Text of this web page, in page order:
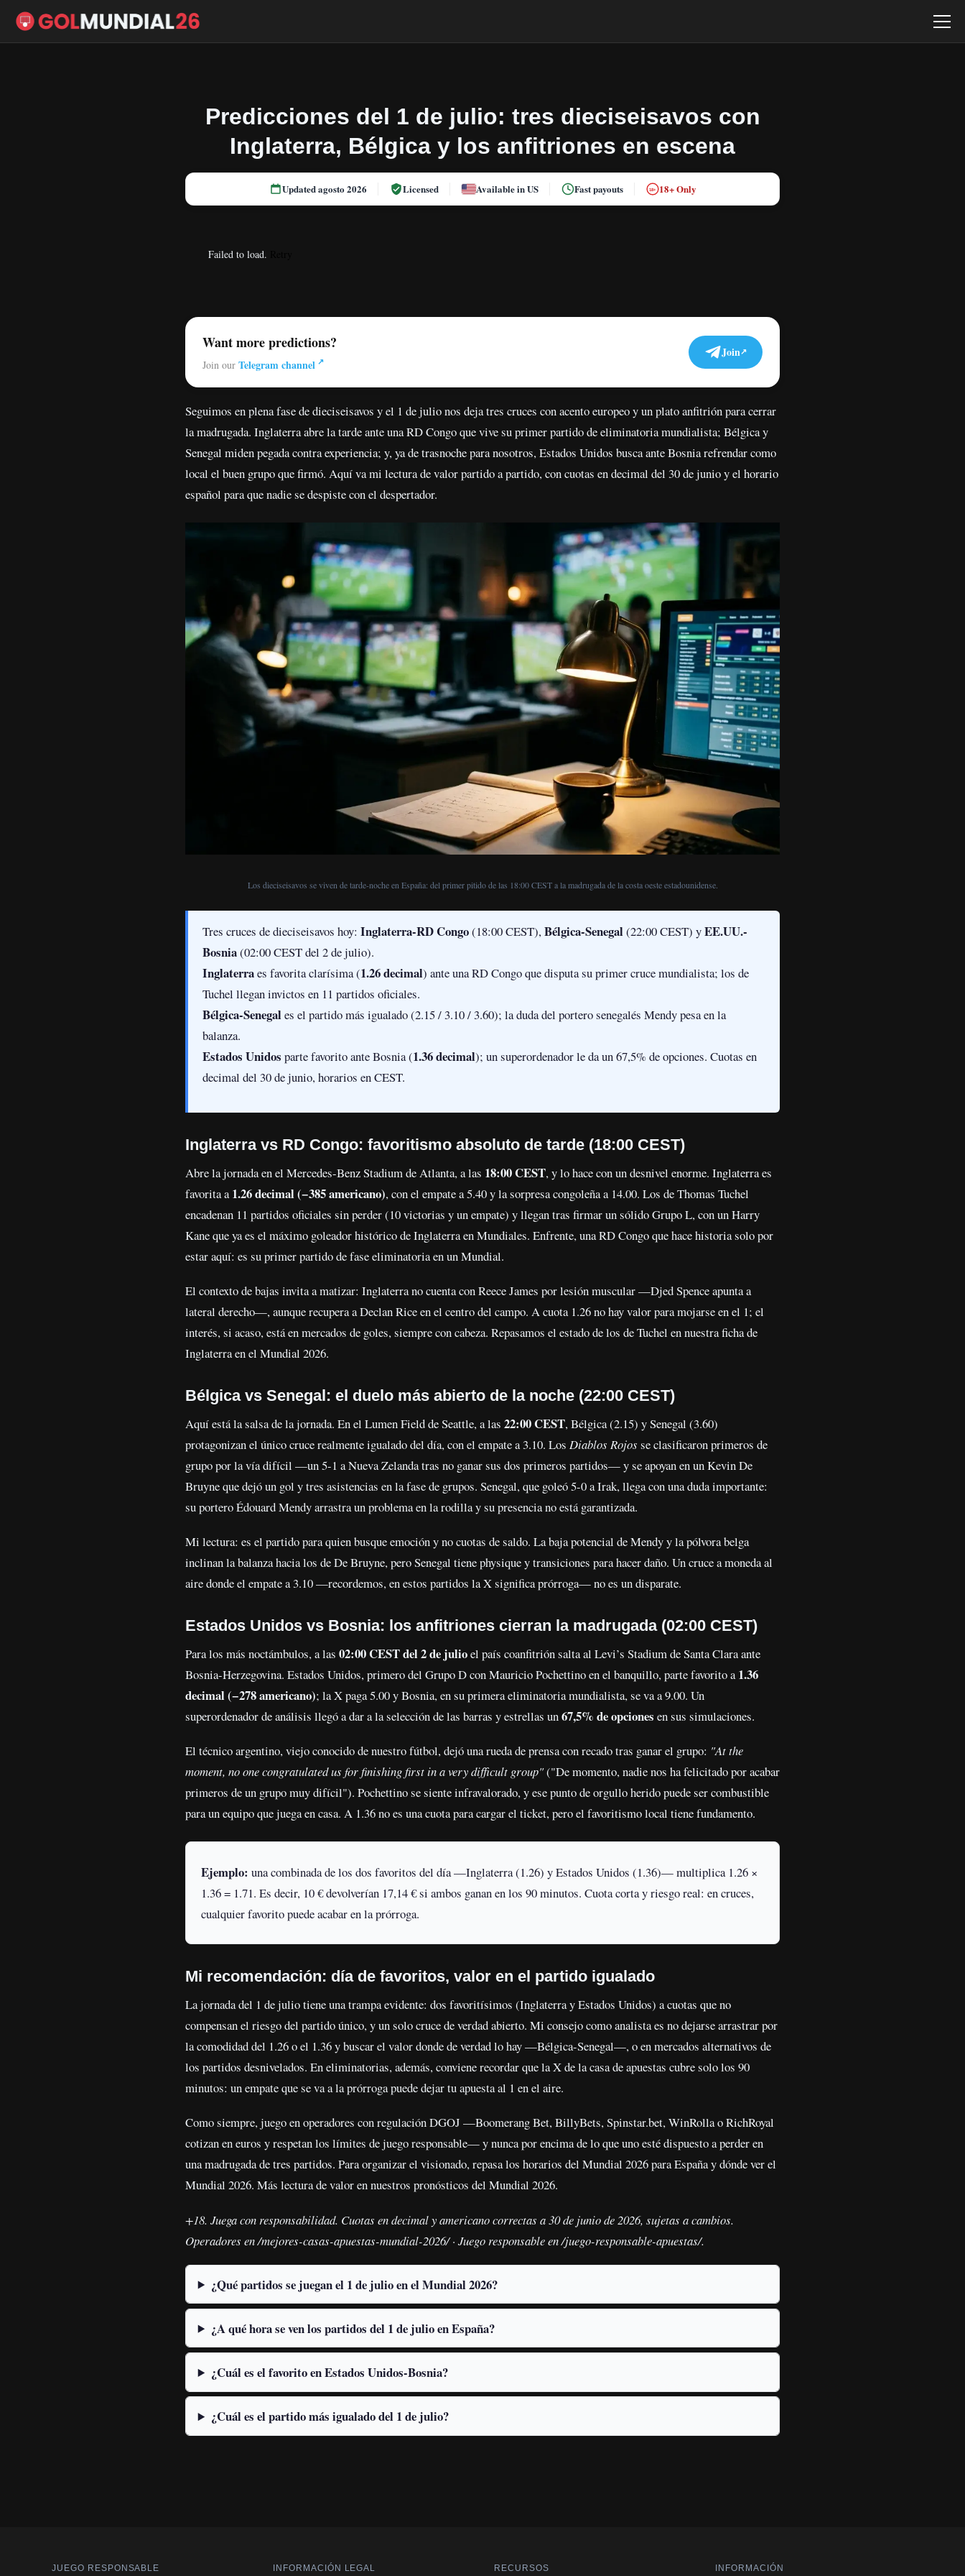
Predicciones del 1 de julio: tres dieciseisavos con
Inglaterra, Bélgica y los anfitriones en escena
Updated agosto 2026 Licensed Available in US Fast payouts 18+ 18+ Only
Failed to load.
Want more predictions?
Join our Telegram channel
Join
Seguimos en plena fase de dieciseisavos y el 1 de julio nos deja tres cruces con acento europeo y un plato anfitrión para cerrar
la madrugada. Inglaterra abre la tarde ante una RD Congo que vive su primer partido de eliminatoria mundialista; Bélgica y
Senegal miden pegada contra experiencia; y, ya de trasnoche para nosotros, Estados Unidos busca ante Bosnia refrendar como
local el buen grupo que firmó. Aquí va mi lectura de valor partido a partido, con cuotas en decimal del 30 de junio y el horario
español para que nadie se despiste con el despertador.
Los dieciseisavos se viven de tarde-noche en España: del primer pitido de las 18:00 CEST a la madrugada de la costa oeste estadounidense.
Tres cruces de dieciseisavos hoy:Inglaterra-RD Congo(18:00 CEST),Bélgica-Senegal(22:00 CEST) yEE.UU.-
Bosnia(02:00 CEST del 2 de julio).
Inglaterraes favorita clarísima (1.26 decimal) ante una RD Congo que disputa su primer cruce mundialista; los de
Tuchel llegan invictos en 11 partidos oficiales.
Bélgica-Senegales el partido más igualado (2.15 / 3.10 / 3.60); la duda del portero senegalés Mendy pesa en la
balanza.
Estados Unidos parte favorito ante Bosnia (1.36 decimal); un superordenador le da un 67,5% de opciones. Cuotas en
decimal del 30 de junio, horarios en CEST.
Inglaterra vs RD Congo: favoritismo absoluto de tarde (18:00 CEST)
Abre la jornada en el Mercedes-Benz Stadium de Atlanta, a las 18:00 CEST, y lo hace con un desnivel enorme. Inglaterra es
favorita a1.26 decimal (−385 americano), con el empate a 5.40 y la sorpresa congoleña a 14.00. Los de Thomas Tuchel
encadenan 11 partidos oficiales sin perder (10 victorias y un empate) y llegan tras firmar un sólido Grupo L, con un Harry
Kane que ya es el máximo goleador histórico de Inglaterra en Mundiales. Enfrente, una RD Congo que hace historia solo por
estar aquí: es su primer partido de fase eliminatoria en un Mundial.
El contexto de bajas invita a matizar: Inglaterra no cuenta con Reece James por lesión muscular —Djed Spence apunta a
lateral derecho—, aunque recupera a Declan Rice en el centro del campo. A cuota 1.26 no hay valor para mojarse en el 1; el
interés, si acaso, está en mercados de goles, siempre con cabeza. Repasamos el estado de los de Tuchel en nuestra ficha de
Inglaterra en el Mundial 2026.
Bélgica vs Senegal: el duelo más abierto de la noche (22:00 CEST)
Aquí está la salsa de la jornada. En el Lumen Field de Seattle, a las 22:00 CEST, Bélgica (2.15) y Senegal (3.60)
protagonizan el único cruce realmente igualado del día, con el empate a 3.10. Los Diablos Rojos se clasificaron primeros de
grupo por la vía difícil —un 5-1 a Nueva Zelanda tras no ganar sus dos primeros partidos— y se apoyan en un Kevin De
Bruyne que dejó un gol y tres asistencias en la fase de grupos. Senegal, que goleó 5-0 a Irak, llega con una duda importante:
su portero Édouard Mendy arrastra un problema en la rodilla y su presencia no está garantizada.
Mi lectura: es el partido para quien busque emoción y no cuotas de saldo. La baja potencial de Mendy y la pólvora belga
inclinan la balanza hacia los de De Bruyne, pero Senegal tiene physique y transiciones para hacer daño. Un cruce a moneda al
aire donde el empate a 3.10 —recordemos, en estos partidos la X significa prórroga— no es un disparate.
Estados Unidos vs Bosnia: los anfitriones cierran la madrugada (02:00 CEST)
Para los más noctámbulos, a las 02:00 CEST del 2 de julioel país coanfitrión salta al Levi’s Stadium de Santa Clara ante
Bosnia-Herzegovina. Estados Unidos, primero del Grupo D con Mauricio Pochettino en el banquillo, parte favorito a1.36
decimal (−278 americano); la X paga 5.00 y Bosnia, en su primera eliminatoria mundialista, se va a 9.00. Un
superordenador de análisis llegó a dar a la selección de las barras y estrellas un67,5% de opciones en sus simulaciones.
El técnico argentino, viejo conocido de nuestro fútbol, dejó una rueda de prensa con recado tras ganar el grupo: "At the
moment, no one congratulated us for finishing first in a very difficult group"("De momento, nadie nos ha felicitado por acabar
primeros de un grupo muy difícil"). Pochettino se siente infravalorado, y ese punto de orgullo herido puede ser combustible
para un equipo que juega en casa. A 1.36 no es una cuota para cargar el ticket, pero el favoritismo local tiene fundamento.
Ejemplo: una combinada de los dos favoritos del día —Inglaterra (1.26) y Estados Unidos (1.36)— multiplica 1.26 ×
1.36 = 1.71. Es decir, 10 € devolverían 17,14 € si ambos ganan en los 90 minutos. Cuota corta y riesgo real: en cruces,
cualquier favorito puede acabar en la prórroga.
Mi recomendación: día de favoritos, valor en el partido igualado
La jornada del 1 de julio tiene una trampa evidente: dos favoritísimos (Inglaterra y Estados Unidos) a cuotas que no
compensan el riesgo del partido único, y un solo cruce de verdad abierto. Mi consejo como analista es no dejarse arrastrar por
la comodidad del 1.26 o el 1.36 y buscar el valor donde de verdad lo hay —Bélgica-Senegal—, o en mercados alternativos de
los partidos desnivelados. En eliminatorias, además, conviene recordar que la X de la casa de apuestas cubre solo los 90
minutos: un empate que se va a la prórroga puede dejar tu apuesta al 1 en el aire.
Como siempre, juego en operadores con regulación DGOJ —Boomerang Bet, BillyBets, Spinstar.bet, WinRolla o RichRoyal
cotizan en euros y respetan los límites de juego responsable— y nunca por encima de lo que uno esté dispuesto a perder en
una madrugada de tres partidos. Para organizar el visionado, repasa los horarios del Mundial 2026 para España y dónde ver el
Mundial 2026. Más lectura de valor en nuestros pronósticos del Mundial 2026.
+18. Juega con responsabilidad. Cuotas en decimal y americano correctas a 30 de junio de 2026, sujetas a cambios.
Operadores en /mejores-casas-apuestas-mundial-2026/ · Juego responsable en /juego-responsable-apuestas/.
¿Qué partidos se juegan el 1 de julio en el Mundial 2026?
¿A qué hora se ven los partidos del 1 de julio en España?
¿Cuál es el favorito en Estados Unidos-Bosnia?
¿Cuál es el partido más igualado del 1 de julio?
JUEGO RESPONSABLE INFORMACIÓN LEGAL RECURSOS INFORMACIÓN